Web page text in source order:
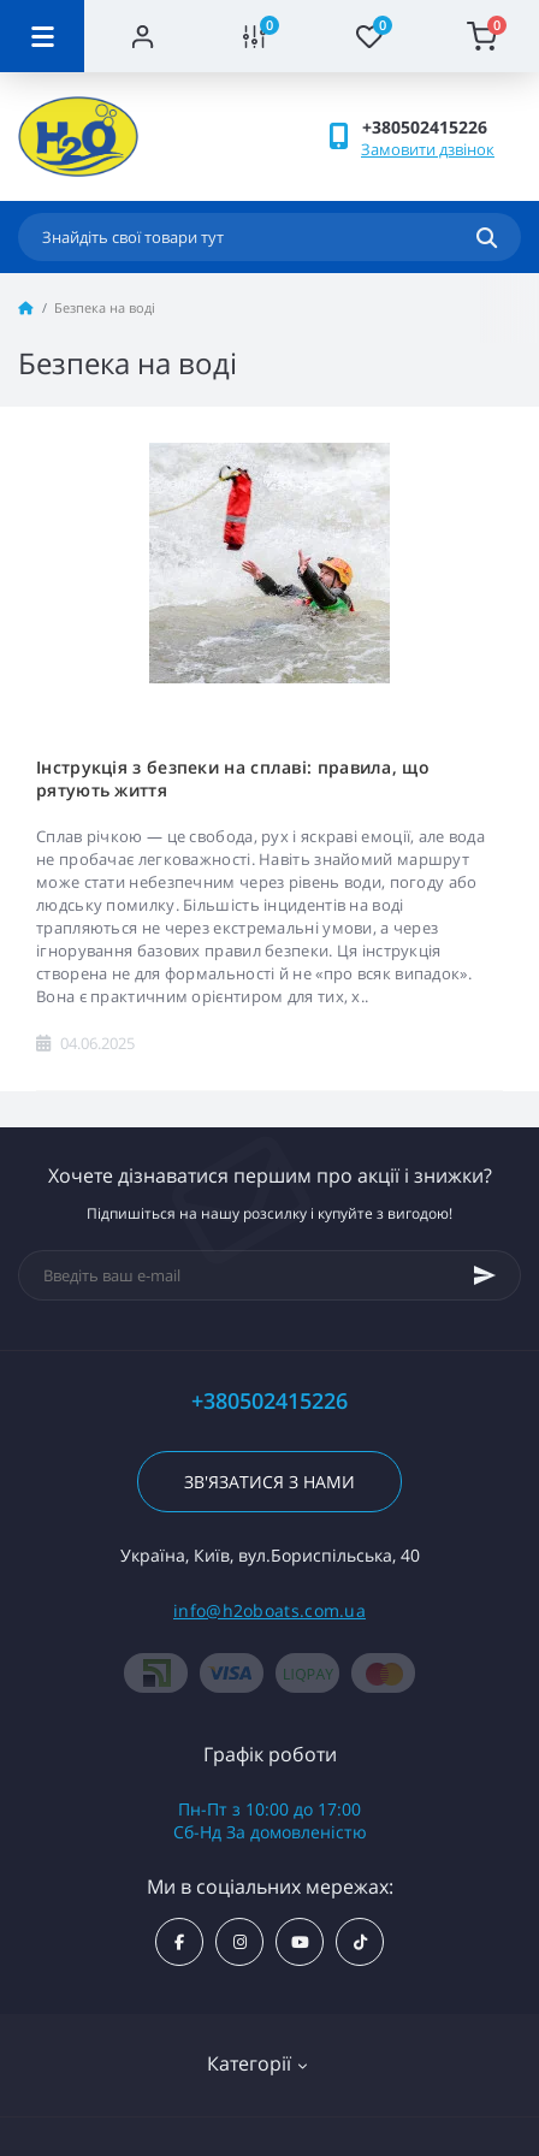
0 0 0
+380502415226
Замовити дзвінок
Безпека на воді
Безпека на воді
Інструкція з безпеки на сплаві: правила, що
рятують життя
Сплав річкою — це свобода, рух і яскраві емоції, але вода
не пробачає легковажності. Навіть знайомий маршрут
може стати небезпечним через рівень води, погоду або
людську помилку. Більшість інцидентів на воді
трапляються не через екстремальні умови, а через
ігнорування базових правил безпеки. Ця інструкція
створена не для формальності й не «про всяк випадок».
Вона є практичним орієнтиром для тих, х..
04.06.2025
Хочете дізнаватися першим про акції і знижки?
Підпишіться на нашу розсилку і купуйте з вигодою!
+380502415226
ЗВ'ЯЗАТИСЯ З НАМИ
Україна, Київ, вул.Бориспільська, 40
info@h2oboats.com.ua
Категорії
Графік роботи
Пн-Пт з 10:00 до 17:00
Сб-Нд За домовленістю
Ми в соціальних мережах: